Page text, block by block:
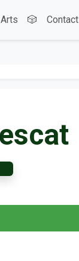
Arts 🎲 Contact